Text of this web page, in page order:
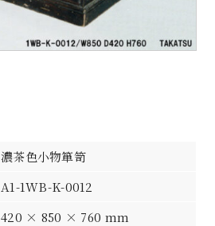
濃茶色小物箪笥
A1-1WB-K-0012
420 × 850 × 760 mm